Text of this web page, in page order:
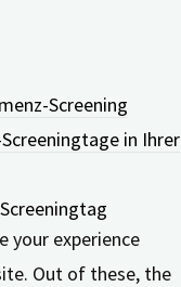
Screening
in Ihrer
your experience
Out of these, the